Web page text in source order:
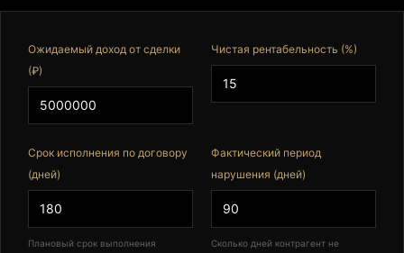
Ожидаемый доход от сделки
(₽)
Чистая рентабельность (%)
Срок исполнения по договору
(дней)
Плановый срок выполнения
Фактический период
нарушения (дней)
Сколько дней контрагент не